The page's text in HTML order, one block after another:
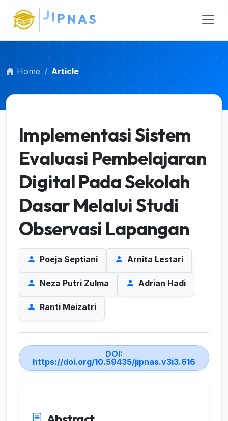
Main Navigation
Main Content
Sidebar
Home Article
Implementasi Sistem
Evaluasi Pembelajaran
Digital Pada Sekolah
Dasar Melalui Studi
Observasi Lapangan
Poeja Septiani Arnita Lestari
Neza Putri Zulma Adrian Hadi
Ranti Meizatri
DOI:
https://doi.org/10.59435/jipnas.v3i3.616